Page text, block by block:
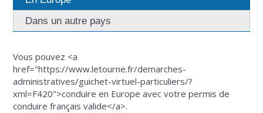
Dans un autre pays
Vous pouvez <a
href="https://www.letourne.fr/demarches-
administratives/guichet-virtuel-particuliers/?
xml=F420">conduire en Europe avec votre permis de
conduire français valide</a>.